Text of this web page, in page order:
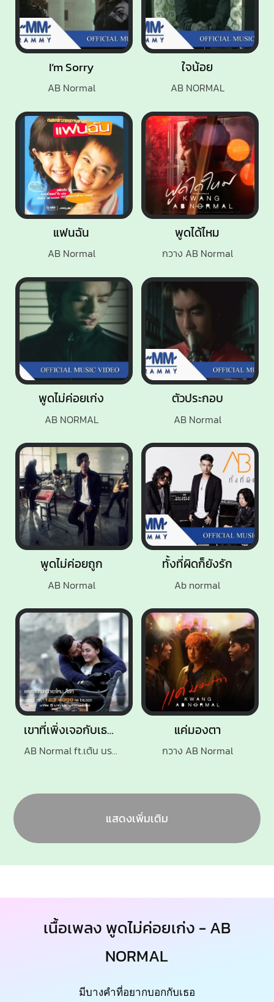
พูดไม่ค่อยเก่ง
AB NORMAL
ทั้งที่ผิดก็ยังรัก
Ab normal
ใจน้อย
AB NORMAL
ตัวประกอบ
AB Normal
แฟนฉัน
AB Normal
I’m Sorry
AB Normal
พูดไม่ค่อยถูก
AB Normal
เขาที่เพิ่งเจอกับเธอที่มาก่อน
AB Normal ft.เต้น นรารักษ์
แค่มองตา
กวาง AB Normal
พูดได้ไหม
กวาง AB Normal
แสดงเพิ่มเติม
เนื้อเพลง พูดไม่ค่อยเก่ง - AB
NORMAL
มีบางคำที่อยากบอกกับเธอ